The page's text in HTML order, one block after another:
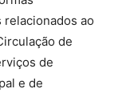
ao
de
de
e de